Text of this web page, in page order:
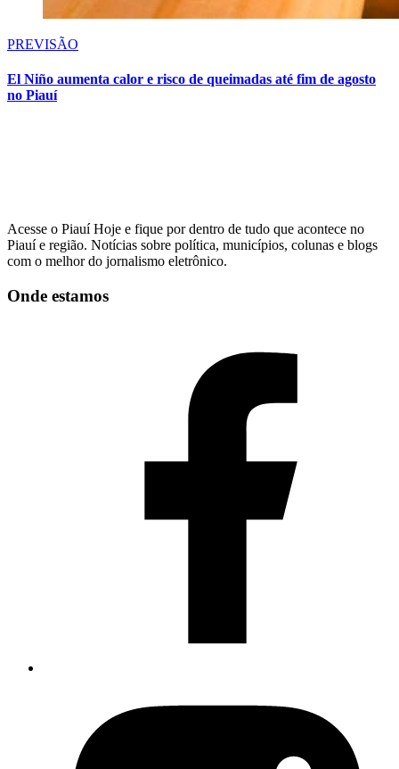
PREVISÃO
El Niño aumenta calor e risco de queimadas até fim de agosto
no Piauí
Acesse o Piauí Hoje e fique por dentro de tudo que acontece no
Piauí e região. Notícias sobre política, municípios, colunas e blogs
com o melhor do jornalismo eletrônico.
Onde estamos